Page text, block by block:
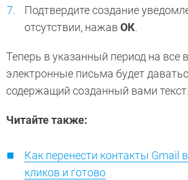
Подтвердите создание
отсутствии, нажав ОК.
Теперь в указанный период на все
электронные письма будет
содержащий созданный вами текст.
Читайте также:
Как перенести контакты Gmail
кликов и готово